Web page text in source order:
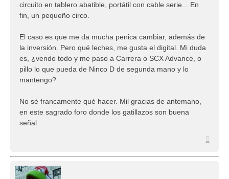
circuito en tablero abatible, portátil con cable serie... En
fin, un pequeño circo.
El caso es que me da mucha penica cambiar, además de
la inversión. Pero qué leches, me gusta el digital. Mi duda
es, ¿vendo todo y me paso a Carrera o SCX Advance, o
pillo lo que pueda de Ninco D de segunda mano y lo
mantengo?
No sé francamente qué hacer. Mil gracias de antemano,
en este sagrado foro donde los gatillazos son buena
señal.